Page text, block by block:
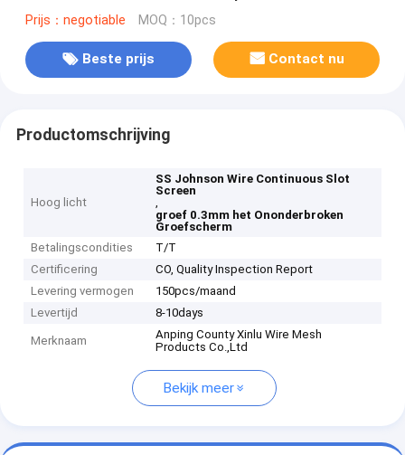
Prijs：negotiable MOQ：10pcs
Beste prijs Contact nu
Productomschrijving
Hoog licht
SS Johnson Wire Continuous Slot
Screen
,
groef 0.3mm het Ononderbroken
Groefscherm
Betalingscondities
T/T
Certificering
CO, Quality Inspection Report
Levering vermogen
150pcs/maand
Levertijd
8-10days
Merknaam
Anping County Xinlu Wire Mesh
Products Co.,Ltd
Bekijk meer